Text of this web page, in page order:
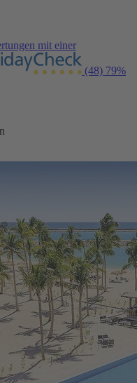
mit einer
(48) 79%